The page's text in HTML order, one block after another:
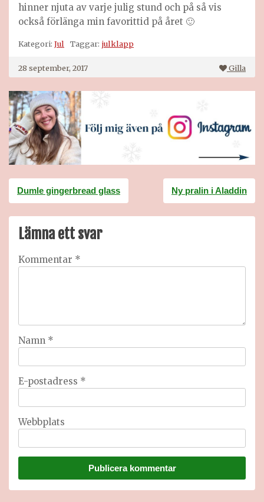
hinner njuta av varje julig stund och på så vis
också förlänga min favorittid på året 🙂
Kategori: Jul Taggar: julklapp
28 september, 2017 Gilla
Inläggsnavigering
Dumle gingerbread glass Ny pralin i Aladdin
Lämna ett svar
Kommentar *
Namn *
E-postadress *
Webbplats